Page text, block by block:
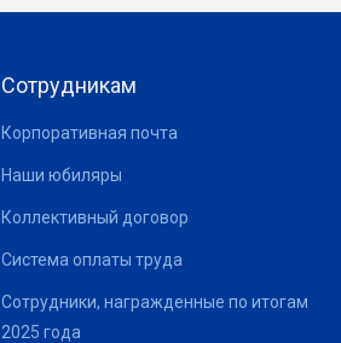
Сотрудникам
Корпоративная почта
Наши юбиляры
Коллективный договор
Система оплаты труда
Сотрудники, награжденные по итогам
2025 года